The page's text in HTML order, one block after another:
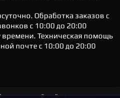
Обработка заказов с
с 10:00 до 20:00
Техническая помощь
почте с 10:00 до 20:00